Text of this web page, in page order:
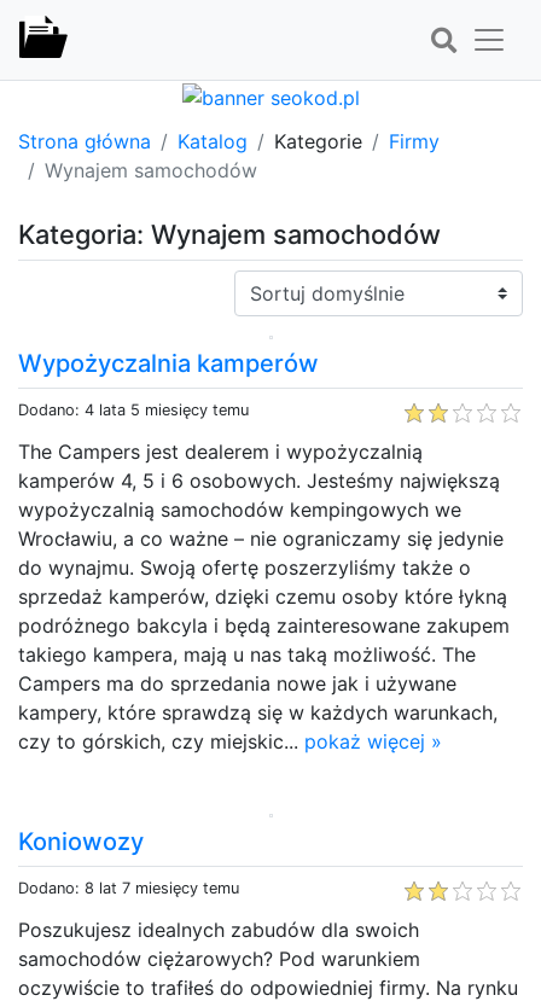
Strona główna Katalog Kategorie
Firmy
Wynajem samochodów
Kategoria: Wynajem samochodów
Sortuj:
Wypożyczalnia kamperów
Dodano: 4 lata 5 miesięcy temu
The Campers jest dealerem i wypożyczalnią
kamperów 4, 5 i 6 osobowych. Jesteśmy największą
wypożyczalnią samochodów kempingowych we
Wrocławiu, a co ważne – nie ograniczamy się jedynie
do wynajmu. Swoją ofertę poszerzyliśmy także o
sprzedaż kamperów, dzięki czemu osoby które łykną
podróżnego bakcyla i będą zainteresowane zakupem
takiego kampera, mają u nas taką możliwość. The
Campers ma do sprzedania nowe jak i używane
kampery, które sprawdzą się w każdych warunkach,
czy to górskich, czy miejskic... pokaż więcej »
Koniowozy
Dodano: 8 lat 7 miesięcy temu
Poszukujesz idealnych zabudów dla swoich
samochodów ciężarowych? Pod warunkiem
oczywiście to trafiłeś do odpowiedniej firmy. Na rynku